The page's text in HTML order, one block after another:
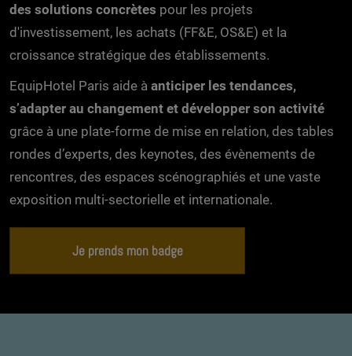
des solutions concrètes pour les projets
d'investissement, les achats (FF&E, OS&E) et la
croissance stratégique des établissements.
EquipHotel Paris aide à anticiper les tendances,
s’adapter au changement et développer son activité
grâce à une plate-forme de mise en relation, des tables
rondes d’experts, des keynotes, des évènements de
rencontres, des espaces scénographiés et une vaste
exposition multi-sectorielle et internationale.
Je prends mon badge